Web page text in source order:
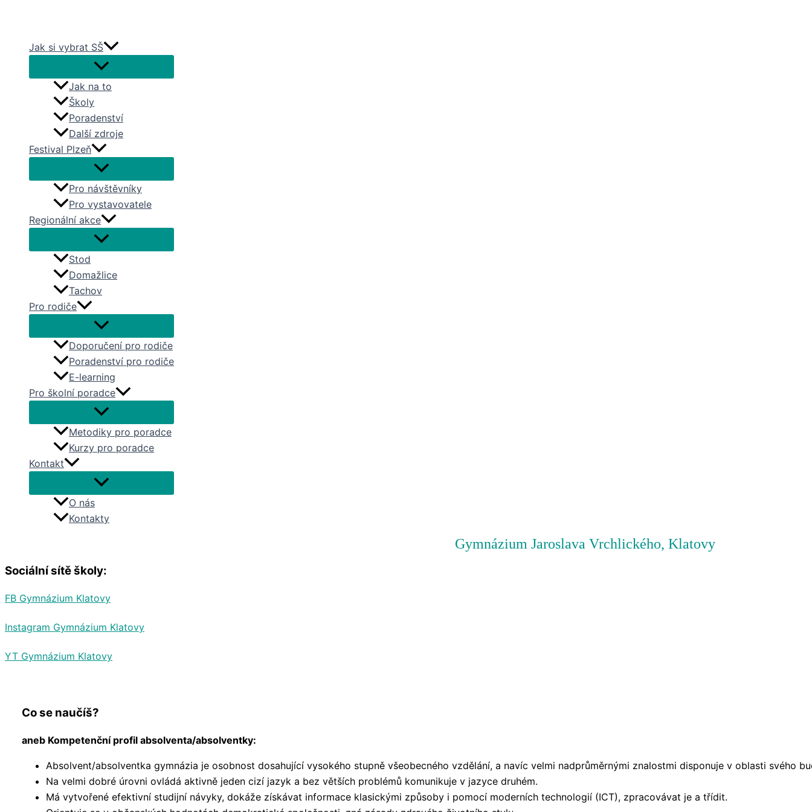
Jak si vybrat SŠ
Jak na to
Školy
Poradenství
Další zdroje
Festival Plzeň
Pro návštěvníky
Pro vystavovatele
Regionální akce
Stod
Domažlice
Tachov
Pro rodiče
Doporučení pro rodiče
Poradenství pro rodiče
E-learning
Pro školní poradce
Metodiky pro poradce
Kurzy pro poradce
Kontakt
O nás
Kontakty
Gymnázium Jaroslava Vrchlického, Klatovy
Sociální sítě školy:
FB Gymnázium Klatovy
Instagram Gymnázium Klatovy
YT Gymnázium Klatovy
Co se naučíš?
aneb Kompetenční profil absolventa/absolventky:
Absolvent/absolventka gymnázia je osobnost dosahující vysokého stupně všeobecného vzdělání, a navíc velmi nadprůměrnými znalostmi disponuje v oblasti svého
Na velmi dobré úrovni ovládá aktivně jeden cizí jazyk a bez větších problémů komunikuje v jazyce druhém.
Má vytvořené efektivní studijní návyky, dokáže získávat informace klasickými způsoby i pomocí moderních technologií (ICT), zpracovávat je a třídit.